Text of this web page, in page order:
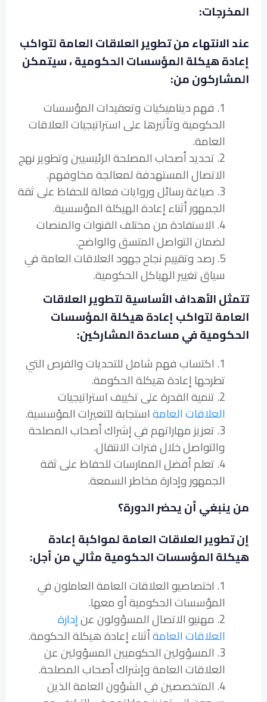
المخرجات:
عند الانتهاء من تطوير العلاقات العامة لتواكب
إعادة هيكلة المؤسسات الحكومية ، سيتمكن
المشاركون من:
1. فهم ديناميكيات وتعقيدات المؤسسات
الحكومية وتأثيرها على استراتيجيات العلاقات
العامة.
2. تحديد أصحاب المصلحة الرئيسيين وتطوير نهج
الاتصال المستهدفة لمعالجة مخاوفهم.
3. صياغة رسائل وروايات فعالة للحفاظ على ثقة
الجمهور أثناء إعادة الهيكلة المؤسسية.
4. الاستفادة من مختلف القنوات والمنصات
لضمان التواصل المتسق والواضح.
5. رصد وتقييم نجاح جهود العلاقات العامة في
سياق تغيير الهياكل الحكومية.
تتمثل الأهداف الأساسية لتطوير العلاقات
العامة لتواكب إعادة هيكلة المؤسسات
الحكومية في مساعدة المشاركين:
1. اكتساب فهم شامل للتحديات والفرص التي
تطرحها إعادة هيكلة الحكومة.
2. تنمية القدرة على تكييف استراتيجيات
العلاقات العامةاستجابة للتغيرات المؤسسية.
3. تعزيز مهاراتهم في إشراك أصحاب المصلحة
والتواصل خلال فترات الانتقال.
4. تعلم أفضل الممارسات للحفاظ على ثقة
الجمهور وإدارة مخاطر السمعة.
من ينبغي أن يحضر الدورة؟
إن تطوير العلاقات العامة لمواكبة إعادة
هيكلة المؤسسات الحكومية مثالي من أجل:
1. اختصاصيو العلاقات العامة العاملون في
المؤسسات الحكومية أو معها.
2. مهنيو الاتصال المسؤولون عن
إدارة
العلاقات العامةأثناء إعادة هيكلة الحكومة.
3. المسؤولين الحكوميين المسؤولين عن
العلاقات العامة وإشراك أصحاب المصلحة.
4. المتخصصين في الشؤون العامة الذين